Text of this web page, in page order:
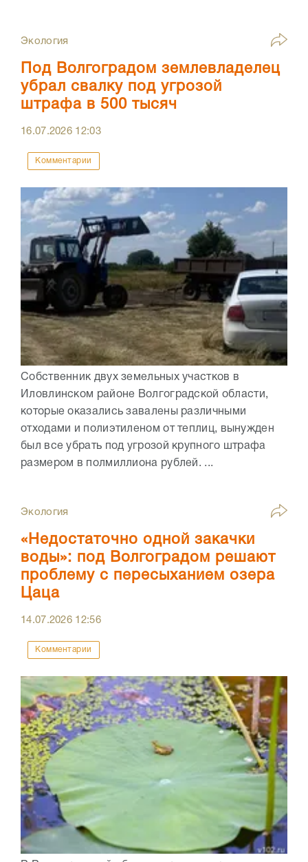
Экология
Под Волгоградом землевладелец
убрал свалку под угрозой
штрафа в 500 тысяч
16.07.2026 12:03
Комментарии
Собственник двух земельных участков в
Иловлинском районе Волгоградской области,
которые оказались завалены различными
отходами и полиэтиленом от теплиц, вынужден
был все убрать под угрозой крупного штрафа
размером в полмиллиона рублей. ...
Экология
«Недостаточно одной закачки
воды»: под Волгоградом решают
проблему с пересыханием озера
Цаца
14.07.2026 12:56
Комментарии